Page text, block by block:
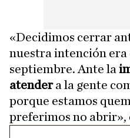
«Decidimos cerrar
nuestra intención era
septiembre. Ante la
atendera la gente
porque estamos
preferimos no abrir»,